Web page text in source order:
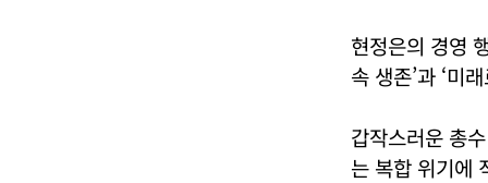
현정은의 경영
속 생존’과 ‘미
갑작스러운 총
는 복합 위기에